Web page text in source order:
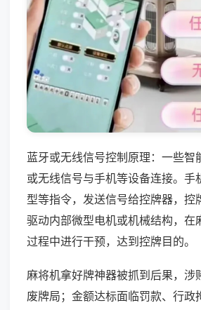
蓝牙或无线信号控制原理：一些智
或无线信号与手机等设备连接。手
型等指令，发送信号给控牌器，控
驱动内部微型电机或机械结构，在
过程中进行干预，达到控牌目的。
麻将机拿好牌神器被抓到后果，涉
废牌局；金额达标面临罚款、行政